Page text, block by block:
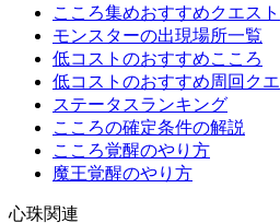
こころ集めおすすめクエスト
モンスターの出現場所一覧
低コストのおすすめこころ
低コストのおすすめ周回クエ
ステータスランキング
こころの確定条件の解説
こころ覚醒のやり方
魔王覚醒のやり方
心珠関連